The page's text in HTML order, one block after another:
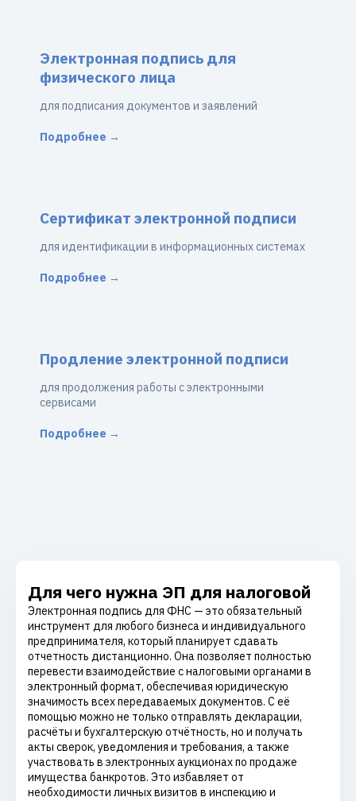
Электронная подпись для
физического лица
для подписания документов и заявлений
Подробнее →
Сертификат электронной подписи
для идентификации в информационных системах
Подробнее →
Продление электронной подписи
для продолжения работы с электронными
сервисами
Подробнее →
Для чего нужна ЭП для налоговой
Электронная подпись для ФНС — это обязательный
инструмент для любого бизнеса и индивидуального
предпринимателя, который планирует сдавать
отчетность дистанционно. Она позволяет полностью
перевести взаимодействие с налоговыми органами в
электронный формат, обеспечивая юридическую
значимость всех передаваемых документов. С её
помощью можно не только отправлять декларации,
расчёты и бухгалтерскую отчётность, но и получать
акты сверок, уведомления и требования, а также
участвовать в электронных аукционах по продаже
имущества банкротов. Это избавляет от
необходимости личных визитов в инспекцию и